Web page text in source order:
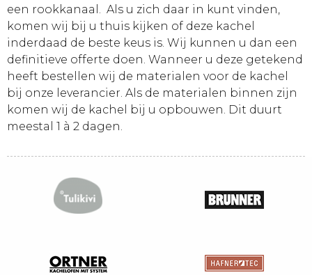
een rookkanaal. Als u zich daar in kunt vinden,
komen wij bij u thuis kijken of deze kachel
inderdaad de beste keus is. Wij kunnen u dan een
definitieve offerte doen. Wanneer u deze getekend
heeft bestellen wij de materialen voor de kachel
bij onze leverancier. Als de materialen binnen zijn
komen wij de kachel bij u opbouwen. Dit duurt
meestal 1 à 2 dagen.